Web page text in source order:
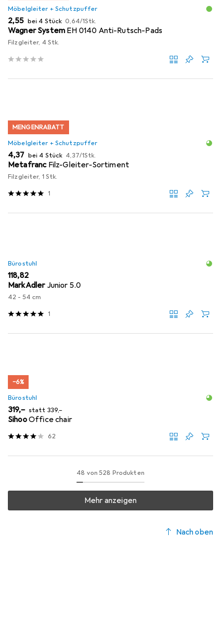
Möbelgleiter + Schutzpuffer
EUR
2,55 bei 4 Stück EUR
0,64/1Stk.
Wagner System EH 0140 Anti-Rutsch-Pads
Filzgleiter, 4 Stk.
MENGENRABATT
Möbelgleiter + Schutzpuffer
EUR
4,37 bei 4 Stück EUR
4,37/1Stk.
Metafranc Filz-Gleiter-Sortiment
Filzgleiter, 1 Stk.
1
Bürostuhl
EUR
118,82
MarkAdler Junior 5.0
42 - 54 cm
1
−6%
Bürostuhl
EUR
319,– statt EUR
339,–
SihooOffice chair
62
48 von 528 Produkten
Mehr anzeigen
Nach oben